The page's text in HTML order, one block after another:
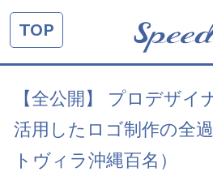
TOP
【全公開】 プロデザイ
活用したロゴ制作の全
トヴィラ沖縄百名）